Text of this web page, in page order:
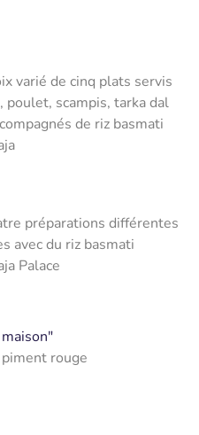
varié de cinq plats servis
scampis, tarka dal
de riz basmati
préparations différentes
avec du riz basmati
Palace
rouge